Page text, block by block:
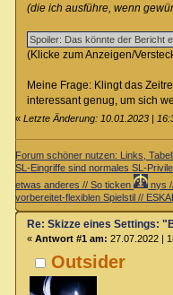
(die ich ausführe, wenn
(Klicke zum Anzeigen/
Meine Frage: Klingt das
interessant genug, um sich
«Letzte Änderung: 10.01.2023 |
Forum schöner nutzen: Links,
SL-Eingriffe sind normales SL-
etwas anderes // So ticken
nys
vorbereitet-flexiblen Spielstil //
Outsider
Re: Skizze eines Settings:
« Antwort #1 am: 27.07.2022 |